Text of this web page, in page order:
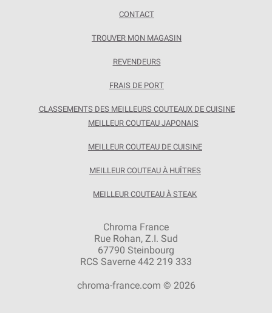
CONTACT
TROUVER MON MAGASIN
REVENDEURS
FRAIS DE PORT
CLASSEMENTS DES MEILLEURS COUTEAUX DE CUISINE
MEILLEUR COUTEAU JAPONAIS
MEILLEUR COUTEAU DE CUISINE
MEILLEUR COUTEAU À HUÎTRES
MEILLEUR COUTEAU À STEAK
Chroma France
Rue Rohan, Z.I. Sud
67790 Steinbourg
RCS Saverne 442 219 333
chroma-france.com © 2026